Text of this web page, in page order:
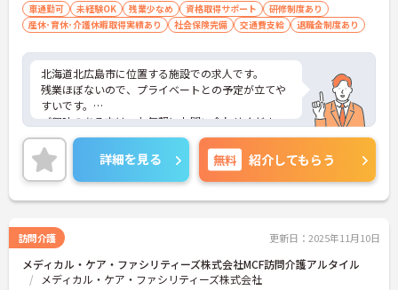
車通勤可 未経験OK 残業少なめ 資格取得サポート
研修制度あり
産休･育休･介護休暇取得実績あり
社会保険完備 交通費支給 退職金制度あり
北海道北広島市に位置する施設での求人です。
残業ほぼないので、プライベートとの予定が立てや
すいです。
ご興味のある方は、お気軽にお問い合わせくださ
い。
詳細を見る 無料 紹介してもらう
訪問介護 更新日：2025年11月10日
メディカル・ケア・ファシリティーズ株式会社MCF訪問介護アルタイル
メディカル・ケア・ファシリティーズ株式会社